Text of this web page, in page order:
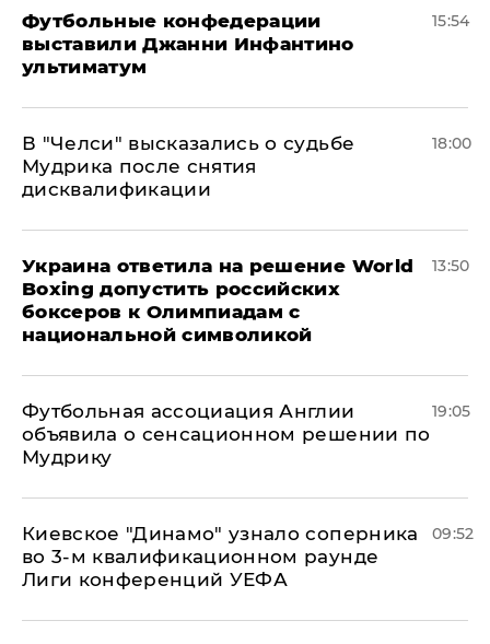
Футбольные конфедерации
выставили Джанни Инфантино
ультиматум
15:54
В "Челси" высказались о судьбе
Мудрика после снятия
дисквалификации
18:00
Украина ответила на решение World
Boxing допустить российских
боксеров к Олимпиадам с
национальной символикой
13:50
Футбольная ассоциация Англии
объявила о сенсационном решении по
Мудрику
19:05
Киевское "Динамо" узнало соперника
во 3-м квалификационном раунде
Лиги конференций УЕФА
09:52